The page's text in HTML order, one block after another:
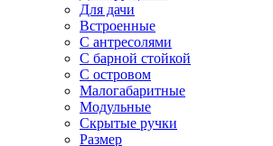
Для дачи
Встроенные
С антресолями
С барной стойкой
С островом
Малогабаритные
Модульные
Скрытые ручки
Размер